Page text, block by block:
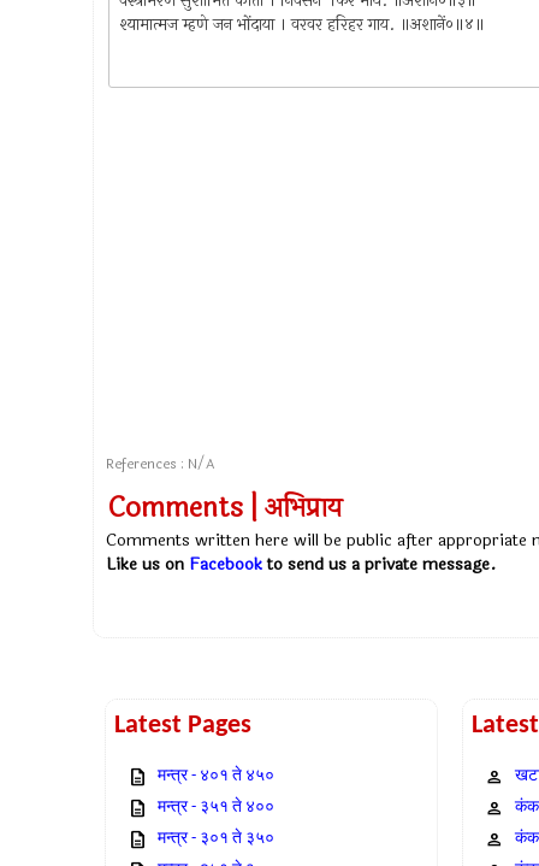
श्यामात्मज म्हणे जन भोंदाया । वरवर हरिहर गाय. ॥अशानें०॥४॥
References : N/A
Comments | अभिप्राय
Comments written here will be public after appropriate
Like us on Facebookto send us a private message.
Latest Pages
मन्त्र - ४०१ ते ४५०
मन्त्र - ३५१ ते ४००
मन्त्र - ३०१ ते ३५०